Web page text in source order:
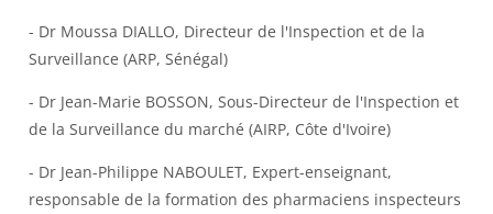
- Dr Moussa DIALLO, Directeur de l'Inspection et de la
Surveillance (ARP, Sénégal)
- Dr Jean-Marie BOSSON, Sous-Directeur de l'Inspection et
de la Surveillance du marché (AIRP, Côte d'Ivoire)
- Dr Jean-Philippe NABOULET, Expert-enseignant,
responsable de la formation des pharmaciens inspecteurs